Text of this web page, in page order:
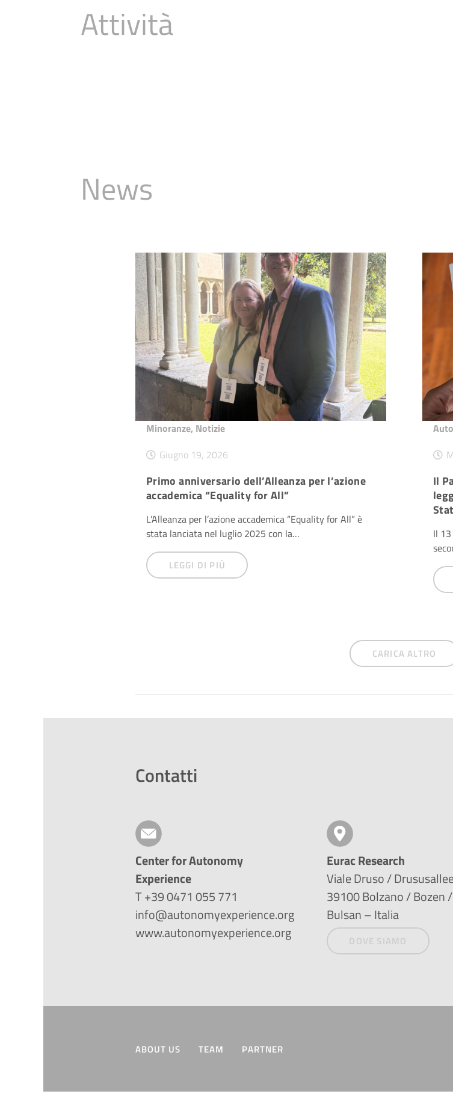
Attività
News
Minoranze, Notizie
Giugno 19, 2026
Primo anniversario dell’Alleanza per l’azione
accademica “Equality for All”
L’Alleanza per l’azione accademica “Equality for All” è
stata lanciata nel luglio 2025 con la…
LEGGI DI PIÙ
Il
Il
CARICA ALTRO
Contatti
Center for Autonomy
Experience
T +39 0471 055 771
info@autonomyexperience.org
www.autonomyexperience.org
Eurac Research
Viale Druso /
39100 Bolzano / Bozen /
Bulsan – Italia
DOVE SIAMO
ABOUT US TEAM PARTNER